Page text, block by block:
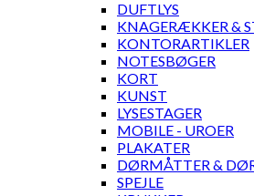
DUFTLYS
KNAGERÆKKER &
KONTORARTIKLER
NOTESBØGER
KORT
KUNST
LYSESTAGER
MOBILE - UROER
PLAKATER
DØRMÅTTER &
SPEJLE